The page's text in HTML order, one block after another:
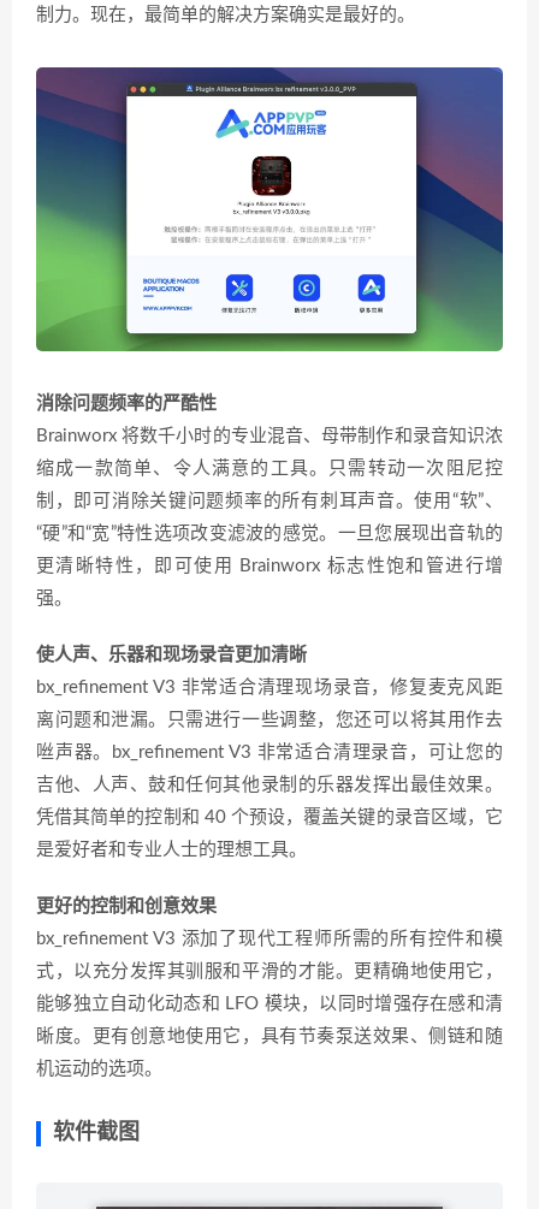
制力。现在，最简单的解决方案确实是最好的。
消除问题频率的严酷性
Brainworx 将数千小时的专业混音、母带制作和录音知识浓
缩成一款简单、令人满意的工具。只需转动一次阻尼控
制，即可消除关键问题频率的所有刺耳声音。使用“软”、
“硬”和“宽”特性选项改变滤波的感觉。一旦您展现出音轨的
更清晰特性，即可使用 Brainworx 标志性饱和管进行增
强。
使人声、乐器和现场录音更加清晰
bx_refinement V3 非常适合清理现场录音，修复麦克风距
离问题和泄漏。只需进行一些调整，您还可以将其用作去
咝声器。bx_refinement V3 非常适合清理录音，可让您的
吉他、人声、鼓和任何其他录制的乐器发挥出最佳效果。
凭借其简单的控制和 40 个预设，覆盖关键的录音区域，它
是爱好者和专业人士的理想工具。
更好的控制和创意效果
bx_refinement V3 添加了现代工程师所需的所有控件和模
式，以充分发挥其驯服和平滑的才能。更精确地使用它，
能够独立自动化动态和 LFO 模块，以同时增强存在感和清
晰度。更有创意地使用它，具有节奏泵送效果、侧链和随
机运动的选项。
软件截图